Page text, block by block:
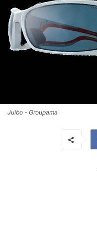
Julbo - Groupama